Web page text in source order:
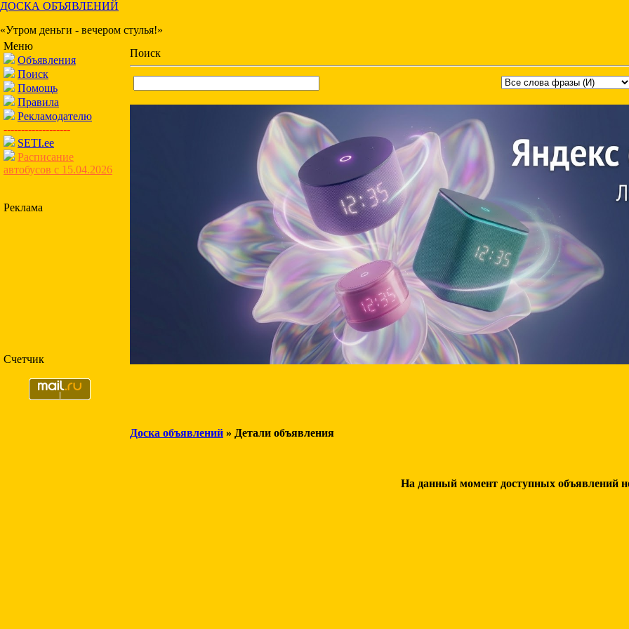
ДОСКА ОБЪЯВЛЕНИЙ
«Утром деньги - вечером стулья!»
Меню
Объявления
Поиск
Помощь
Правила
Рекламодателю
-------------------
SETI.ee
Расписание
автобусов с 15.04.2026
Реклама
Счетчик
Поиск
Доска объявлений » Детали объявления
На данный момент доступных объявлений